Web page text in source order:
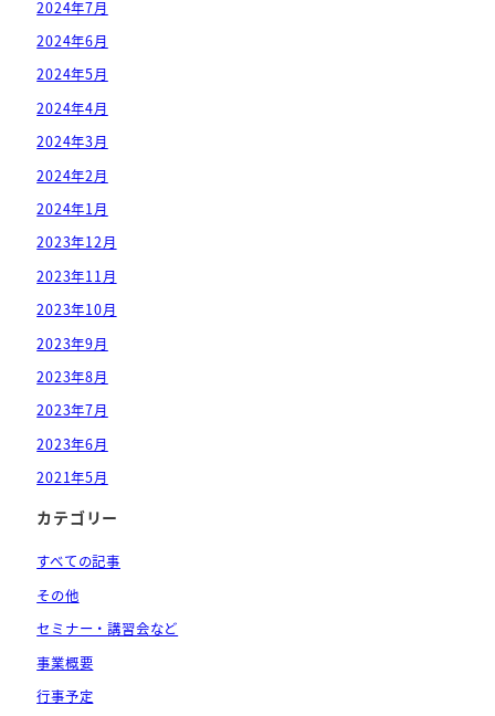
2024年7月
2024年6月
2024年5月
2024年4月
2024年3月
2024年2月
2024年1月
2023年12月
2023年11月
2023年10月
2023年9月
2023年8月
2023年7月
2023年6月
2021年5月
カテゴリー
すべての記事
その他
セミナー・講習会など
事業概要
行事予定